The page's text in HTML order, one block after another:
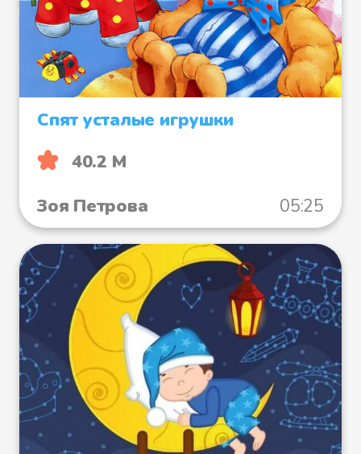
Спят усталые игрушки
40.2 М
Зоя Петрова
05:25